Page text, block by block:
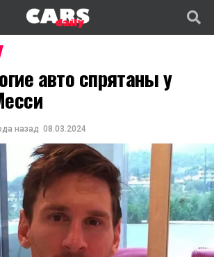
авто спрятаны у
назад 08.03.2024